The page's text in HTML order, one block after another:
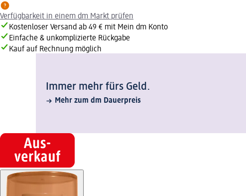
Verfügbarkeit in einem dm Markt prüfen
Kostenloser Versand ab 49 € mit Mein dm Konto
Einfache & unkomplizierte Rückgabe
Kauf auf Rechnung möglich
Immer mehr fürs Geld.
Mehr zum dm Dauerpreis